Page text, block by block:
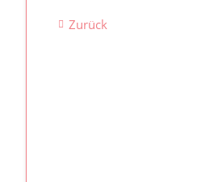
Zurück